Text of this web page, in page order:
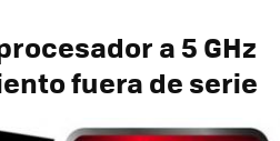
a 5 GHz
fuera de serie